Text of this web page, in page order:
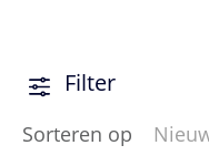
Filter
Sorteren op